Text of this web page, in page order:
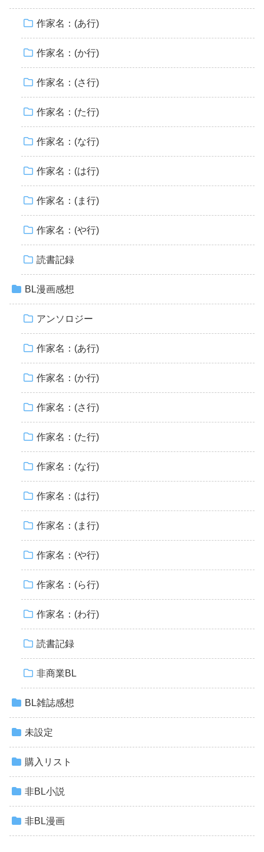
作家名：(あ行)
作家名：(か行)
作家名：(さ行)
作家名：(た行)
作家名：(な行)
作家名：(は行)
作家名：(ま行)
作家名：(や行)
読書記録
BL漫画感想
アンソロジー
作家名：(あ行)
作家名：(か行)
作家名：(さ行)
作家名：(た行)
作家名：(な行)
作家名：(は行)
作家名：(ま行)
作家名：(や行)
作家名：(ら行)
作家名：(わ行)
読書記録
非商業BL
BL雑誌感想
未設定
購入リスト
非BL小説
非BL漫画